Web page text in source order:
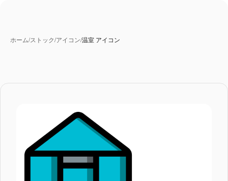
ホーム/ストック/アイコン/温室 アイコン